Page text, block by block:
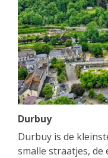
Durbuy
Durbuy is de
smalle straatjes, de